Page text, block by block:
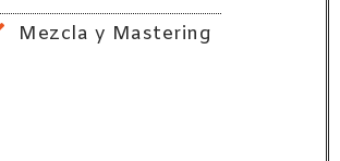
Mezcla y Mastering